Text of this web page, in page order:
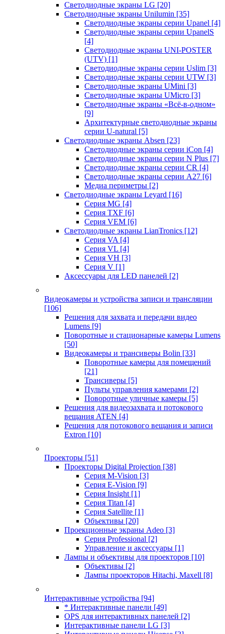
Светодиодные экраны LG [20]
Светодиодные экраны Unilumin [35]
Светодиодные экраны серии Upanel [4]
Светодиодные экраны серии UpanelS
[4]
Светодиодные экраны UNI-POSTER
(UTV) [1]
Светодиодные экраны серии Uslim [3]
Светодиодные экраны серии UTW [3]
Светодиодные экраны UMini [3]
Светодиодные экраны UMicro [3]
Светодиодные экраны «Всё-в-одном»
[9]
Архитектурные светодиодные экраны
серии U-natural [5]
Светодиодные экраны Absen [23]
Светодиодные экраны серии iCon [4]
Светодиодные экраны серии N Plus [7]
Светодиодные экраны серии CR [4]
Светодиодные экраны серии А27 [6]
Медиа периметры [2]
Светодиодные экраны Leyard [16]
Серия MG [4]
Серия TXF [6]
Серия VEM [6]
Светодиодные экраны LianTronics [12]
Серия VA [4]
Серия VL [4]
Серия VH [3]
Серия V [1]
Аксессуары для LED панелей [2]
Видеокамеры и устройства записи и трансляции
[106]
Решения для захвата и передачи видео
Lumens [9]
Поворотные и стационарные камеры Lumens
[50]
Видеокамеры и трансиверы Bolin [33]
Поворотные камеры для помещений
[21]
Трансиверы [5]
Пульты управления камерами [2]
Поворотные уличные камеры [5]
Решения для видеозахвата и потокового
вещания ATEN [4]
Решения для потокового вещания и записи
Extron [10]
Проекторы [51]
Проекторы Digital Projection [38]
Серия M-Vision [3]
Серия E-Vision [9]
Серия Insight [1]
Серия Titan [4]
Серия Satellite [1]
Объективы [20]
Проекционные экраны Adeo [3]
Серия Professional [2]
Управление и аксессуары [1]
Лампы и объективы для проекторов [10]
Объективы [2]
Лампы проекторов Hitachi, Maxell [8]
Интерактивные устройства [94]
* Интерактивные панели [49]
OPS для интерактивных панелей [2]
Интерактивные панели LG [3]